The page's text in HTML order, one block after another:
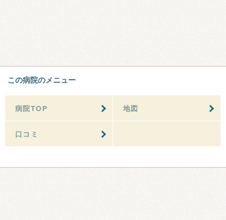
この病院のメニュー
病院TOP 地図
口コミ